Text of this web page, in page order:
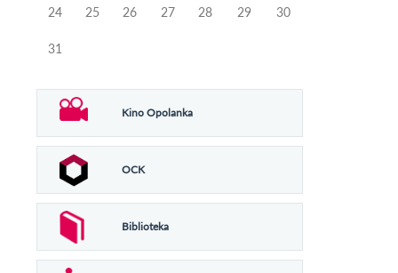
24 25 26 27 28 29 30
31
Kino Opolanka
OCK
Biblioteka